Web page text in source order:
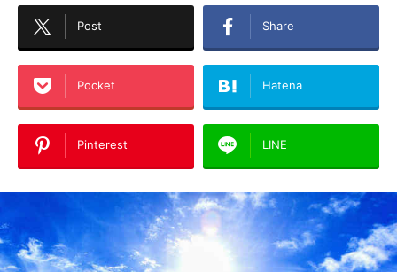
Post Share
Pocket Hatena
Pinterest LINE